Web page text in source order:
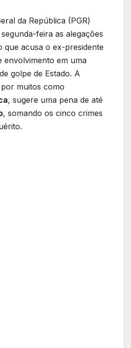
da República (PGR)
feira as alegações
que acusa o ex-presidente
envolvimento em uma
golpe de Estado. A
muitos como
, sugere uma pena de até
, somando os cinco crimes